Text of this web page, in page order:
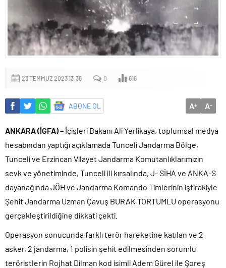
23 TEMMUZ 2023 13:36 0 616
ABONE OL A+ A-
ANKARA (İGFA) – İçişleri Bakanı Ali Yerlikaya, toplumsal medya
hesabından yaptığı açıklamada Tunceli Jandarma Bölge,
Tunceli ve Erzincan Vilayet Jandarma Komutanlıklarımızın
sevk ve yönetiminde, Tunceli ili kırsalında, J- SİHA ve ANKA-S
dayanağında JÖH ve Jandarma Komando Timlerinin iştirakiyle
Şehit Jandarma Uzman Çavuş BURAK TORTUMLU operasyonu
gerçekleştirildiğine dikkati çekti.
Operasyon sonucunda farklı terör hareketine katılan ve 2
asker, 2 jandarma, 1 polisin şehit edilmesinden sorumlu
teröristlerin Rojhat Dilman kod isimli Adem Gürel ile Şoreş